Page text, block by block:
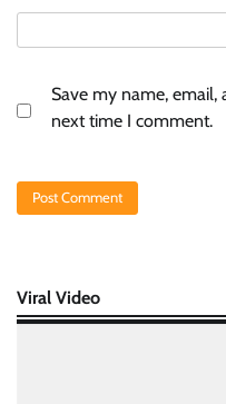
Save my name,
next time I comment.
Viral Video